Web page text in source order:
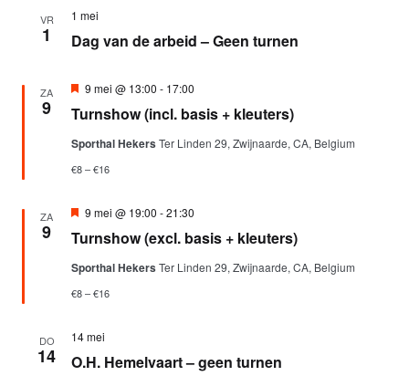
VR
1 Dag van de arbeid – Geen turnen
1 mei
ZA
9 Turnshow (incl. basis + kleuters)
Uitgelicht
9 mei @ 13:00 - 17:00
Sporthal HekersTer Linden 29, Zwijnaarde, CA, Belgium
€8 – €16
ZA
9 Turnshow (excl. basis + kleuters)
Uitgelicht
9 mei @ 19:00 -21:30
Sporthal HekersTer Linden 29, Zwijnaarde, CA, Belgium
€8 – €16
DO
14 O.H. Hemelvaart – geen turnen
14 mei